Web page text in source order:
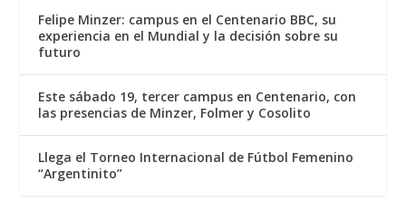
Felipe Minzer: campus en el Centenario BBC, su
experiencia en el Mundial y la decisión sobre su
futuro
Este sábado 19, tercer campus en Centenario, con
las presencias de Minzer, Folmer y Cosolito
Llega el Torneo Internacional de Fútbol Femenino
“Argentinito”